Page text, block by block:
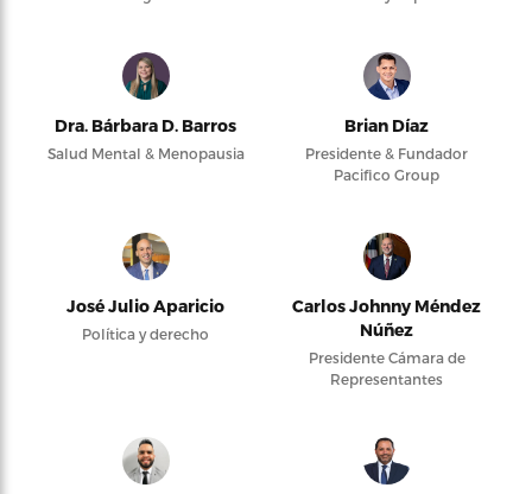
Dra. Bárbara D. Barros
Salud Mental & Menopausia
Brian Díaz
Presidente & Fundador
Pacifico Group
José Julio Aparicio
Política y derecho
Carlos Johnny Méndez
Núñez
Presidente Cámara de
Representantes